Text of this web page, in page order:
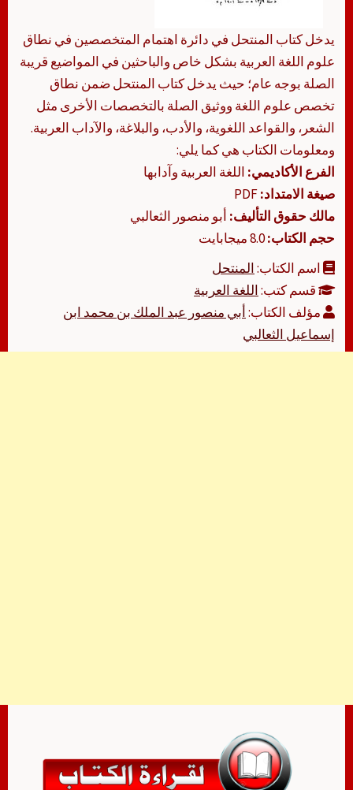
يدخل كتاب المنتحل في دائرة اهتمام المتخصصين في نطاق
علوم اللغة العربية بشكل خاص والباحثين في المواضيع قريبة
الصلة بوجه عام؛ حيث يدخل كتاب المنتحل ضمن نطاق
تخصص علوم اللغة ووثيق الصلة بالتخصصات الأخرى مثل
الشعر، والقواعد اللغوية، والأدب، والبلاغة، والآداب العربية.
ومعلومات الكتاب هي كما يلي:
الفرع الأكاديمي: اللغة العربية وآدابها
صيغة الامتداد:
مالك حقوق التأليف: أبو منصور الثعالبي
حجم الكتاب:8.0 ميجابايت
اسم الكتاب:المنتحل
قسم كتب:اللغة العربية
مؤلف الكتاب:أبي منصور عبد الملك بن محمد ابن
إسماعيل الثعالبي